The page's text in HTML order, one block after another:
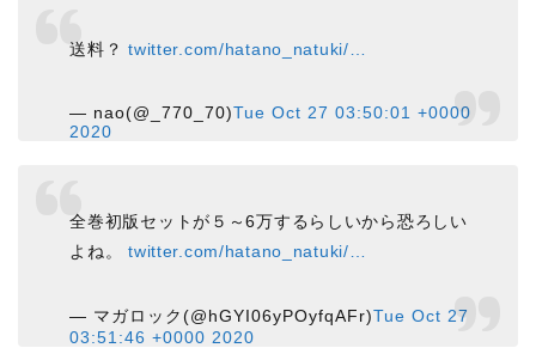
送料？twitter.com/hatano_natuki/…
— nao(@_770_70)Tue Oct 27 03:50:01 +0000
2020
全巻初版セットが５～6万するらしいから恐ろしい
よね。twitter.com/hatano_natuki/…
— マガロック(@hGYI06yPOyfqAFr)Tue Oct 27
03:51:46 +0000 2020